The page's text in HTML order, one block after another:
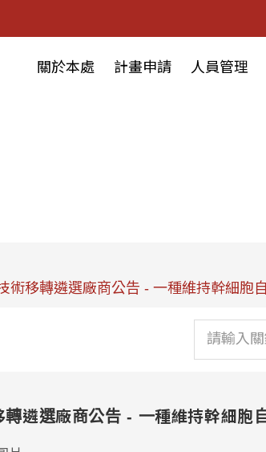
關於本處 計畫申請 人員管理
術移轉遴選廠商公告 - 一種維持幹細胞
轉遴選廠商公告 - 一種維持幹細胞